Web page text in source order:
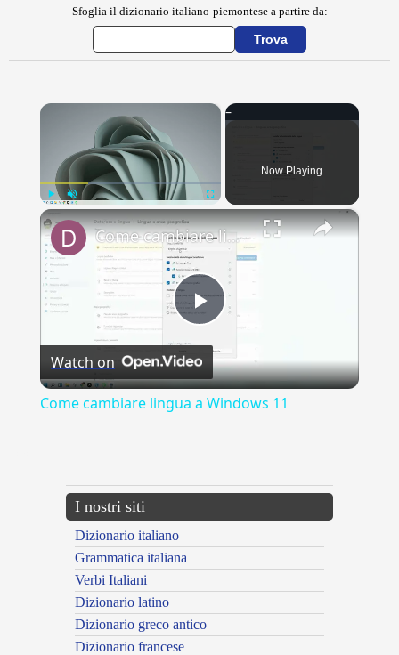
Sfoglia il dizionario italiano-piemontese a partire da:
×
Play
Now Playing
×
Play
Video
Come cambiare lingua a Windows 11
Watch on
Come cambiare lingua a Windows 11
I nostri siti
Dizionario italiano
Grammatica italiana
Verbi Italiani
Dizionario latino
Dizionario greco antico
Dizionario francese